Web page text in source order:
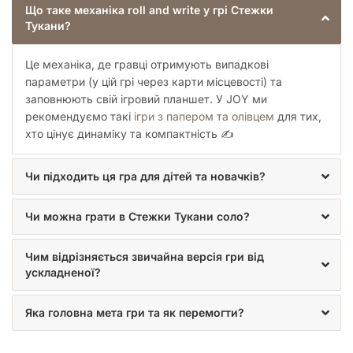
Птіца. Ця мапа є значно більшою, гра на ній триває три
раунди, а відстані між ключовими точками вимагатимуть
від вас справжнього інженерного хисту. Тут стратегія стає
набагато глибшою, а кожен неправильний поворот може
коштувати вам перемоги в кінці партії.
Просунутий режим для досвідчених
картографів
Коли ви опануєте базові правила, «Стежки Тукани»
запропонують вам ускладнений варіант гри із
використанням спеціальних червоних бонусних карт. Ці
карти встановлюють додаткові спільні цілі для всіх
учасників на початку партії. Тепер з'єднання певних
пам'яток чи поселень приноситиме вагомі переможні бали
конкуренції та змушує пильно стежити за планшетами
суперників, щоб вчасно скоригувати свою стратегію.
Чому варто додати «Стежки
Тукани» до своєї колекції?
Що таке механіка roll and write у грі Стежки
Тукани?
Це механіка, де гравці отримують випадкові
параметри (у цій грі через карти місцевості) та
заповнюють свій ігровий планшет. У JOY ми
рекомендуємо такі ігри з папером та олівцем для тих,
хто цінує динаміку та компактність ✍️
Чи підходить ця гра для дітей та новачків?
Чи можна грати в Стежки Тукани соло?
Чим відрізняється звичайна версія гри від
ускладненої?
Яка головна мета гри та як перемогти?